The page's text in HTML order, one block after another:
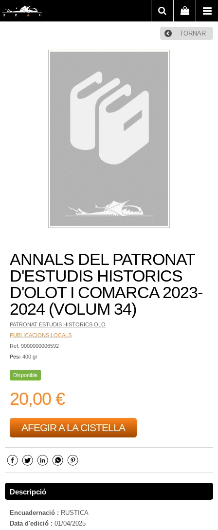
TORNAR
ANNALS DEL PATRONAT
D'ESTUDIS HISTORICS
D'OLOT I COMARCA 2023-
2024 (VOLUM 34)
PATRONAT ESTUDIS HISTORICS OLO
PUBLICACIONS LOCALS
Ref. 9000000006592
Pes: 400 gr
Disponible
20,00 €
AFEGIR A LA CISTELLA
Descripció
Encuadernació : RUSTICA
Data d'edició : 01/04/2025